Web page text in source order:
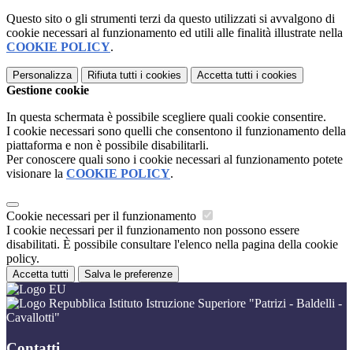
Questo sito o gli strumenti terzi da questo utilizzati si avvalgono di
cookie necessari al funzionamento ed utili alle finalità illustrate nella
COOKIE POLICY.
Personalizza Rifiuta tutti i cookies Accetta tutti i cookies
Gestione cookie
In questa schermata è possibile scegliere quali cookie consentire.
I cookie necessari sono quelli che consentono il funzionamento della
piattaforma e non è possibile disabilitarli.
Per conoscere quali sono i cookie necessari al funzionamento potete
visionare la COOKIE POLICY.
Cookie necessari per il funzionamento
I cookie necessari per il funzionamento non possono essere
disabilitati. È possibile consultare l'elenco nella pagina della cookie
policy.
Accetta tutti Salva le preferenze
Istituto Istruzione Superiore "Patrizi - Baldelli -
Cavallotti"